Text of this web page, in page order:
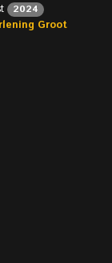
2024
Groot